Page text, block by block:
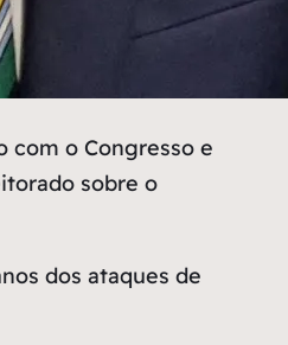
com o Congresso e
sobre o
dos ataques de